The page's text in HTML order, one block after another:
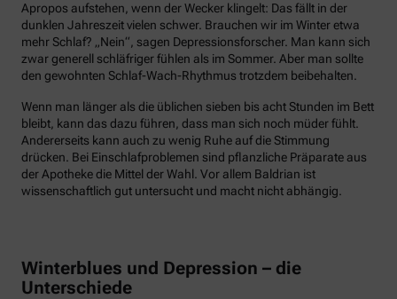
Apropos aufstehen, wenn der Wecker klingelt: Das fällt in der
dunklen Jahreszeit vielen schwer. Brauchen wir im Winter etwa
mehr Schlaf? „Nein“, sagen Depressionsforscher. Man kann sich
zwar generell schläfriger fühlen als im Sommer. Aber man sollte
den gewohnten Schlaf-Wach-Rhythmus trotzdem beibehalten.
Wenn man länger als die üblichen sieben bis acht Stunden im Bett
bleibt, kann das dazu führen, dass man sich noch müder fühlt.
Andererseits kann auch zu wenig Ruhe auf die Stimmung
drücken. Bei Einschlafproblemen sind pflanzliche Präparate aus
der Apotheke die Mittel der Wahl. Vor allem Baldrian ist
wissenschaftlich gut untersucht und macht nicht abhängig.
Winterblues und Depression – die
Unterschiede